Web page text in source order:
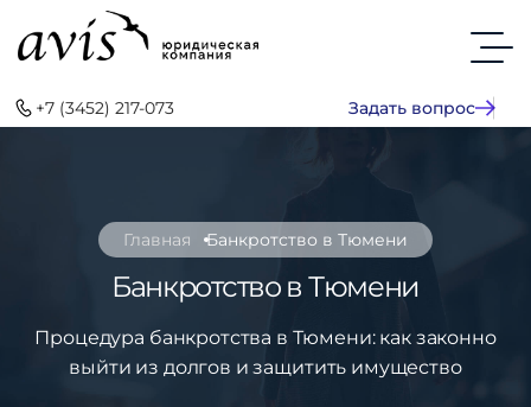
+7 (3452) 217-073 Задать вопрос
Главная Банкротство в Тюмени
Банкротство в Тюмени
Процедура банкротства в Тюмени: как законно
выйти из долгов и защитить имущество